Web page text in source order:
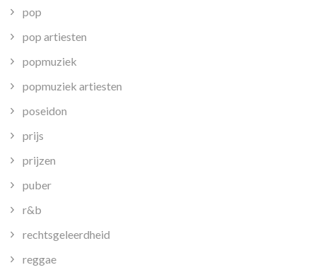
pop
pop artiesten
popmuziek
popmuziek artiesten
poseidon
prijs
prijzen
puber
r&b
rechtsgeleerdheid
reggae